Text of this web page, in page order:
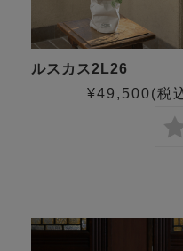
ルスカス2L26
¥49,500(税